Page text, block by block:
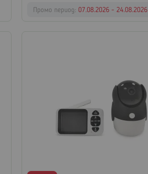
Промо период:07.08.2026 - 24.08.2026